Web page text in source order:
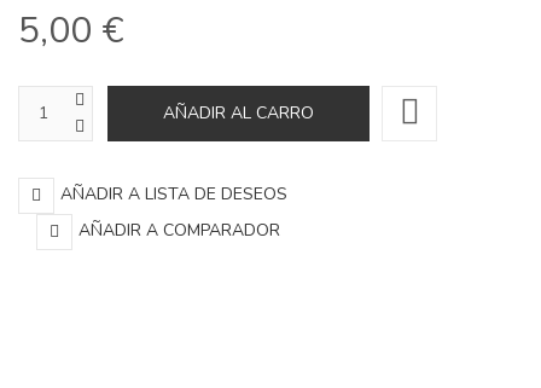
5,00 €
AÑADIR A LISTA DE DESEOS
AÑADIR A COMPARADOR